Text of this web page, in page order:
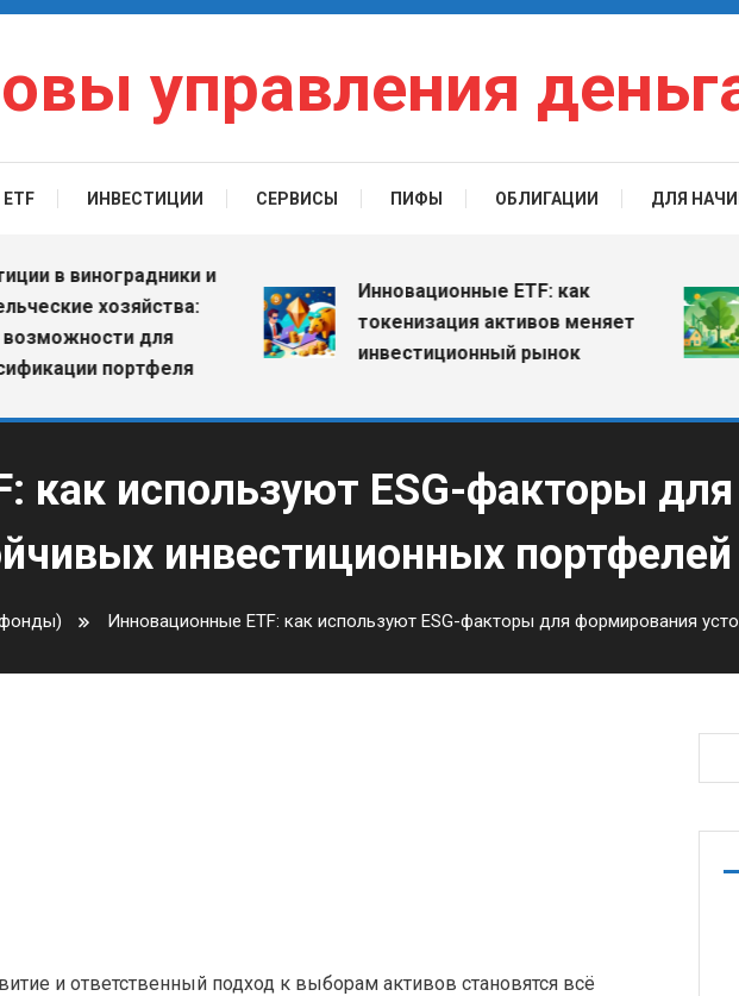
управления
ETF ИНВЕСТИЦИИ СЕРВИСЫ ПИФЫ ОБЛИГАЦИИ ДЛЯ
в виноградники и
хозяйства:
для
портфеля
Инновационные ETF: как
токенизация активов меняет
инвестиционный рынок
как используют ESG-факторы
инвестиционных портфелей
Инновационные ETF: как используют ESG-факторы для формирования
и ответственный подход к выборам активов становятся всё